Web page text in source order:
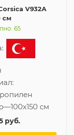
V932A
см
65
—100x150 см
руб.